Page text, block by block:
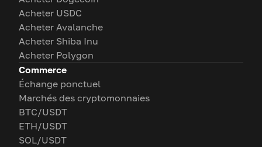
Acheter USDC
Acheter Avalanche
Acheter Shiba Inu
Acheter Polygon
Commerce
Échange ponctuel
Marchés des cryptomonnaies
BTC/USDT
ETH/USDT
SOL/USDT